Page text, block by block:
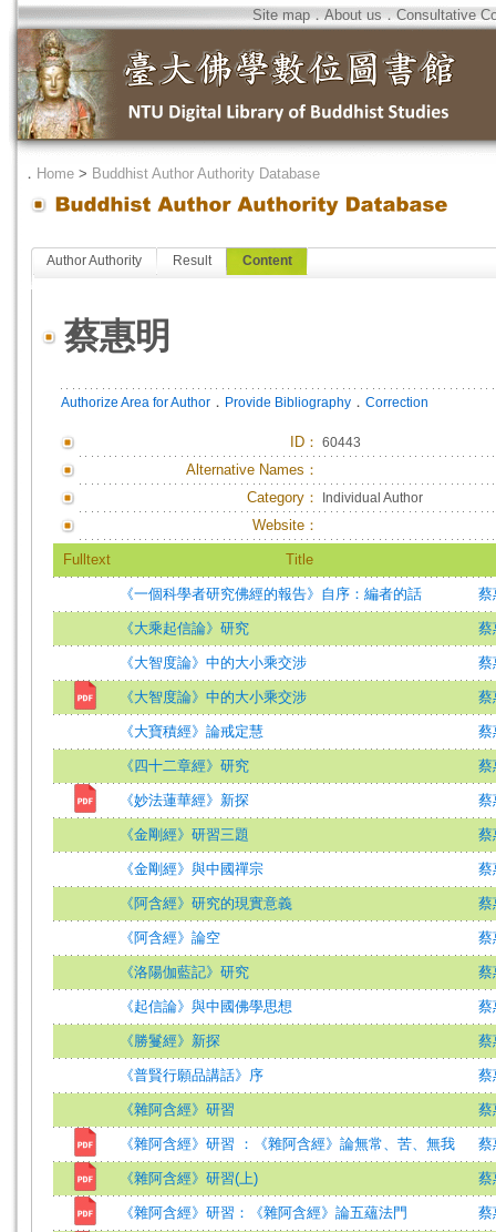
Site map．About us．Consultative
． Home > Buddhist Author Authority Database
Author Authority Result Content
蔡惠明
Authorize Area for Author ． Provide Bibliography ． Correction
ID ： 60443
Alternative Names：
Category：
Individual Author
Website：
Fulltext Title
《一個科學者研究佛經的報告》自序：編者的話 蔡
《大乘起信論》研究 蔡
《大智度論》中的大小乘交涉 蔡
《大智度論》中的大小乘交涉 蔡
《大寶積經》論戒定慧 蔡
《四十二章經》研究 蔡
《妙法蓮華經》新探 蔡
《金剛經》研習三題 蔡
《金剛經》與中國禪宗 蔡
《阿含經》研究的現實意義 蔡
《阿含經》論空 蔡
《洛陽伽藍記》研究 蔡
《起信論》與中國佛學思想 蔡
《勝鬘經》新探 蔡
《普賢行願品講話》序 蔡
《雜阿含經》研習 蔡
《雜阿含經》研習 ：《雜阿含經》論無常、苦、無我 蔡
《雜阿含經》研習(上) 蔡
《雜阿含經》研習：《雜阿含經》論五蘊法門 蔡